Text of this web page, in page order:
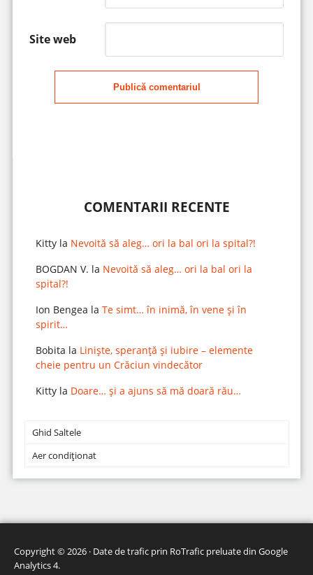
Site web
Publică comentariul
COMENTARII RECENTE
Kittyla Nevoită să aleg… ori la bal ori la spital?!
BOGDAN V. la Nevoită să aleg… ori la bal ori la
spital?!
Ion Bengea la Te simt… în inimă, în vene și în
spirit…
Bobita la Liniște, speranță și iubire – elemente
cheie pentru un Crăciun vindecător
Kittyla Doare… și a ajuns să mă doară rău…
Ghid Saltele
Aer condiționat
Copyright © 2026 · Date de trafic prin RoTrafic preluate din Google
Analytics 4.